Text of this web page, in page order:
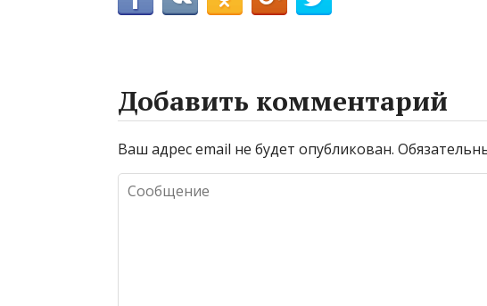
Добавить комментарий
Ваш адрес email не будет опубликован.